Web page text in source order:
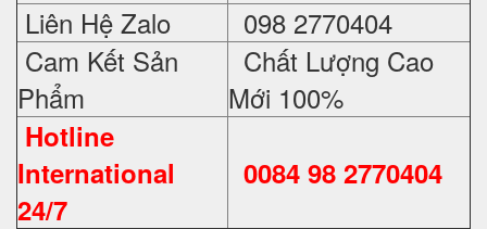
Liên Hệ Zalo
098 2770404
Cam Kết Sản
Phẩm
Chất Lượng Cao
Mới 100%
Hotline
International
24/7
0084 98 2770404